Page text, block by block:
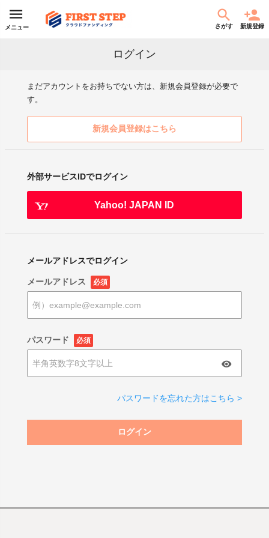
メニュー さがす 新規登録
ログイン
まだアカウントをお持ちでない方は、新規会員登録が必要で
す。
新規会員登録はこちら
外部サービスIDでログイン
Yahoo! JAPAN ID
メールアドレスでログイン
メールアドレス 必須
パスワード 必須
パスワードを忘れた方はこちら >
ログイン